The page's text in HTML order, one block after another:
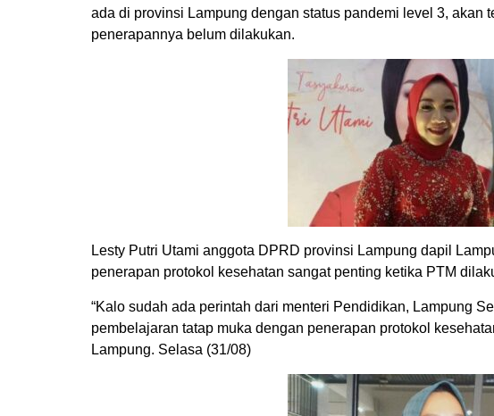
ada di provinsi Lampung dengan status pandemi level 3, akan
penerapannya belum dilakukan.
Lesty Putri Utami anggota DPRD provinsi Lampung dapil
penerapan protokol kesehatan sangat penting ketika PTM
“Kalo sudah ada perintah dari menteri Pendidikan, Lampung
pembelajaran tatap muka dengan penerapan protokol
Lampung. Selasa (31/08)